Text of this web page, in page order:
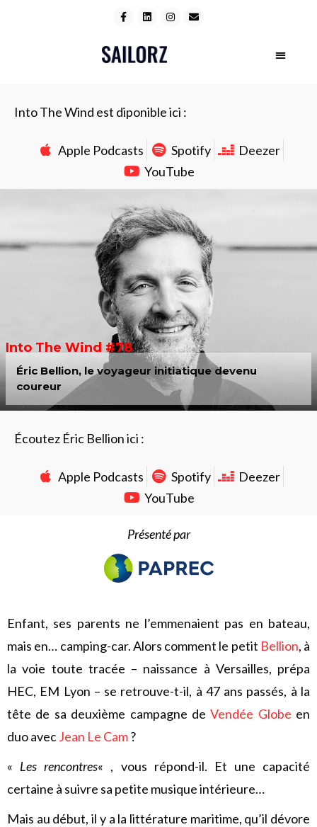
Into The Wind est diponible ici :
Apple Podcasts Spotify
Deezer
YouTube
Into The Wind #78
Éric Bellion, le voyageur initiatique devenu
coureur
Écoutez Éric Bellion ici :
Apple Podcasts Spotify
Deezer
YouTube
Présenté par
Enfant, ses parents ne l’emmenaient pas en bateau,
mais en… camping-car. Alors comment le petit Bellion, à
la voie toute tracée – naissance à Versailles, prépa
HEC, EM Lyon – se retrouve-t-il, à 47 ans passés, à la
tête de sa deuxième campagne deVendée Globe en
duo avecJean Le Cam?
« Les rencontres« , vous répond-il. Et une capacité
certaine à suivre sa petite musique intérieure…
Mais au début, il y a la littérature maritime, qu’il dévore